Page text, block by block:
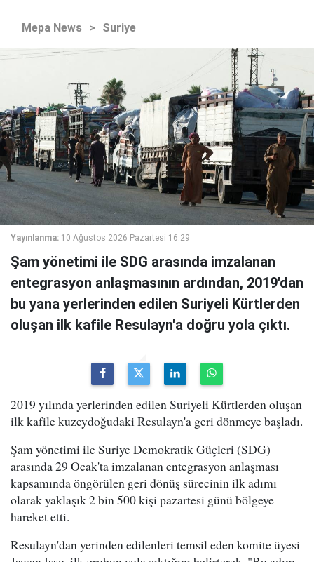
Mepa News > Suriye
Yayınlanma: 10 Ağustos 2026 Pazartesi 16:29
Şam yönetimi ile SDG arasında imzalanan
entegrasyon anlaşmasının ardından, 2019'dan
bu yana yerlerinden edilen Suriyeli Kürtlerden
oluşan ilk kafile Resulayn'a doğru yola çıktı.
2019 yılında yerlerinden edilen Suriyeli Kürtlerden oluşan
ilk kafile kuzeydoğudaki Resulayn'a geri dönmeye başladı.
Şam yönetimi ile Suriye Demokratik Güçleri (SDG)
arasında 29 Ocak'ta imzalanan entegrasyon anlaşması
kapsamında öngörülen geri dönüş sürecinin ilk adımı
olarak yaklaşık 2 bin 500 kişi pazartesi günü bölgeye
hareket etti.
Resulayn'dan yerinden edilenleri temsil eden komite üyesi